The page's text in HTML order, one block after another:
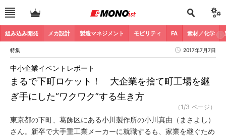
組み込み開発 メカ設計 製造マネジメント モビリティ FA 素材／化学
特集 2017年7月7日
まるで下町ロケット！ 大企業を捨て町工場を継
ぎ手にした“ワクワク”する生き方
中小企業イベントレポート
（1/3 ページ）
東京都の下町、葛飾区にある小川製作所の小川真由（まさよし）
さん。新卒で大手重工業メーカーに就職するも、家業を継ぐため